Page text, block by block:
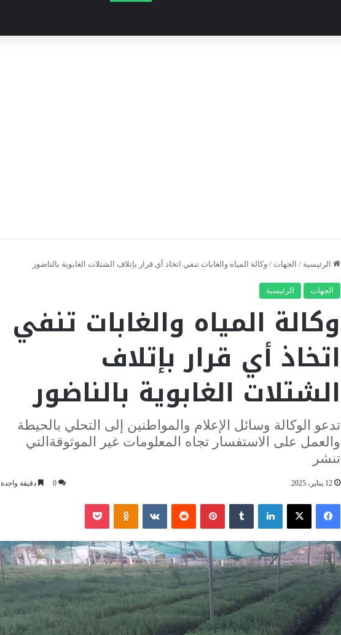
الرئيسية / الجهات / وكالة المياه والغابات تنفي اتخاذ أي قرار بإتلاف الشتلات الغابوية بالناضور
الجهات الرئيسية
وكالة المياه والغابات تنفي
اتخاذ أي قرار بإتلاف
الشتلات الغابوية بالناضور
تدعو الوكالة وسائل الإعلام والمواطنين إلى التحلي بالحيطة
والعمل على الاستفسار تجاه المعلومات غير الموثوقةالتي
تنشر
12 يناير، 2025 0 دقيقة واحدة
فيسبوك ‫X لينكدإن بينتيريست